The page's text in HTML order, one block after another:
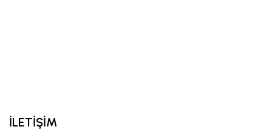
İLETİŞİM